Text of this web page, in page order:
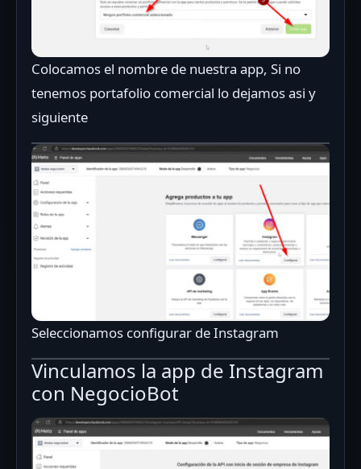
Colocamos el nombre de nuestra app, Si no
tenemos portafolio comercial lo dejamos asi y
siguiente
Seleccionamos configurar de Instagram
Vinculamos la app de Instagram
con NegocioBot